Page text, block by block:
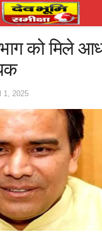
को मिले
1, 2025